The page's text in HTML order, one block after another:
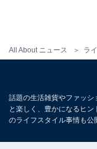
All About ニュース ラ
実際に試した All
シャンプー1本で
話題の生活雑貨やファッ
と楽しく、豊かになるヒ
のライフスタイル事情も公